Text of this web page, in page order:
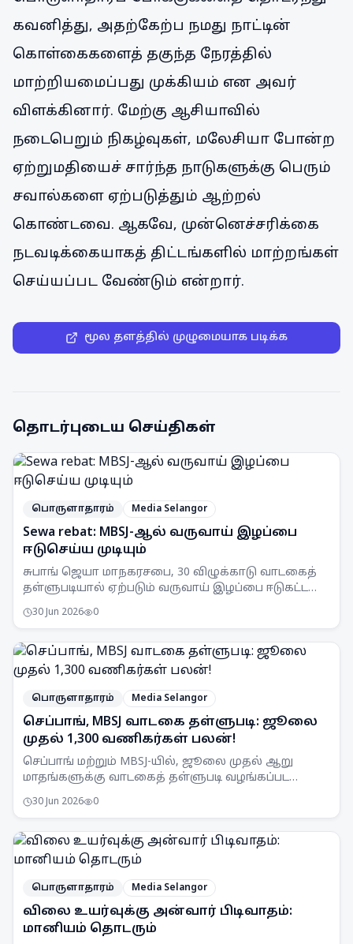
கவனித்து, அதற்கேற்ப நமது நாட்டின்
கொள்கைகளைத் தகுந்த நேரத்தில்
மாற்றியமைப்பது முக்கியம் என அவர்
விளக்கினார். மேற்கு ஆசியாவில்
நடைபெறும் நிகழ்வுகள், மலேசியா போன்ற
ஏற்றுமதியைச் சார்ந்த நாடுகளுக்கு பெரும்
சவால்களை ஏற்படுத்தும் ஆற்றல்
கொண்டவை. ஆகவே, முன்னெச்சரிக்கை
நடவடிக்கையாகத் திட்டங்களில் மாற்றங்கள்
செய்யப்பட வேண்டும் என்றார்.
மூல தளத்தில் முழுமையாக படிக்க
தொடர்புடைய செய்திகள்
பொருளாதாரம் Media Selangor
Sewa rebat: MBSJ-ஆல் வருவாய் இழப்பை
ஈடுசெய்ய முடியும்
சுபாங் ஜெயா மாநகரசபை, 30 விழுக்காடு வாடகைத்
தள்ளுபடியால் ஏற்படும் வருவாய் இழப்பை ஈடுகட்ட
சேமிப்புகள் மூலம் சாத்தியப்படும்.
30 Jun 2026 0
பொருளாதாரம் Media Selangor
செப்பாங், MBSJ வாடகை தள்ளுபடி: ஜூலை
முதல் 1,300 வணிகர்கள் பலன்!
செப்பாங் மற்றும் MBSJ-யில், ஜூலை முதல் ஆறு
மாதங்களுக்கு வாடகைத் தள்ளுபடி வழங்கப்பட
ஆதரவளிக்கும்.
30 Jun 2026 0
பொருளாதாரம் Media Selangor
விலை உயர்வுக்கு அன்வார் பிடிவாதம்:
மானியம் தொடரும்